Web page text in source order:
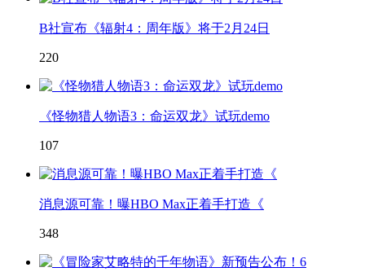
B社宣布《辐射4：周年版》将于2月24日
220
《怪物猎人物语3：命运双龙》试玩demo
107
消息源可靠！曝HBO Max正着手打造《
348